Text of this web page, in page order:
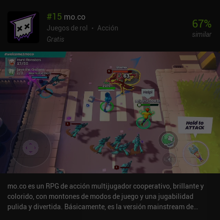
inconvenientes, Shadowgun Legends ofrece una de las mejores
experiencias de disparos de este tipo, ya que muchos de los viejos
clásicos como N.O.V.A. 2 ya no están disponibles. Y no es que no
gran compatibilidad con mandos Bluetooth y la opción de cambiar
entre disparo automático y manual. Shadowgun Legends se
monetiza a través de anuncios incentivados, e iAPs para una
progresión más rápida, skins y equipo fuerte. Sin embargo, por
suerte, estas compras no son necesarias, ya que el equipo más
potente también se puede conseguir a través de largas partidas.
Aunque la campaña para un jugador deja mucho que desear, creo
que la sólida jugabilidad de base entretendrá a los fans del género
con su alta calidad y buen rendimiento.
#15 mo.co
Juegos de rol
Acción
Gratis
67%
similar
mo.co es un RPG de acción multijugador cooperativo, brillante y
colorido, con montones de modos de juego y una jugabilidad
pulida y divertida. Básicamente, es la versión mainstream de